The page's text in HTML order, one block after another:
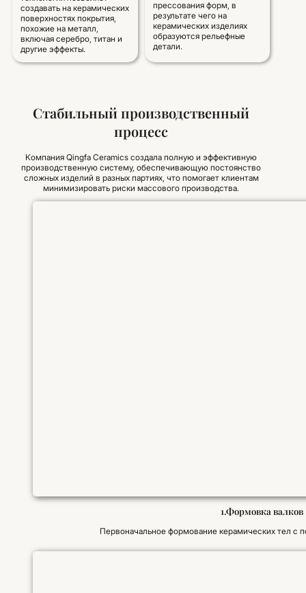
создавать на керамических
поверхностях покрытия,
похожие на металл,
включая серебро, титан и
другие эффекты.
прессования форм, в
результате чего на
керамических изделиях
образуются рельефные
детали.
Стабильный производственный
процесс
Компания Qingfa Ceramics создала полную и эффективную
производственную систему, обеспечивающую постоянство
сложных изделий в разных партиях, что помогает клиентам
минимизировать риски массового производства.
1.Формовка валков
Первоначальное формование керамических тел с